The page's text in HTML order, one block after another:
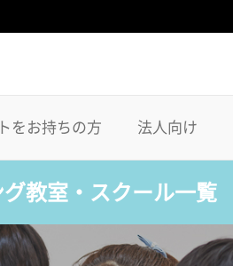
をお持ちの方 法人向け
教室・スクール一覧